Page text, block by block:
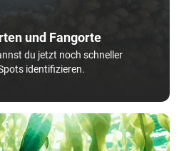
und Fangorte
du jetzt noch schneller
identifizieren.